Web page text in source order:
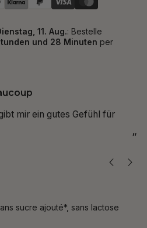
”
sucre ajouté*, sans lactose